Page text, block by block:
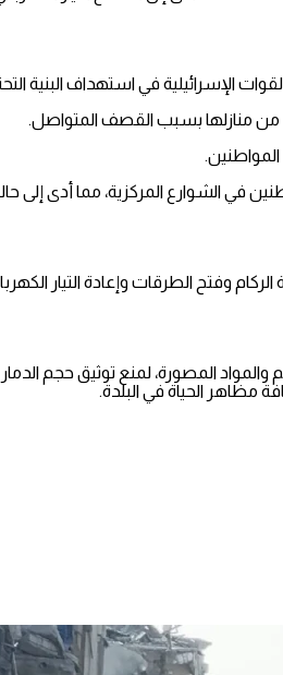
في استهداف البنية
من منازلها بسبب القصف المتواصل.
في الشوارع المركزية، مما أدى إلى
الطرقات وإعادة التيار الكهربائي
المصورة، لمنع توثيق حجم
مظاهر الحياة في البلدة.